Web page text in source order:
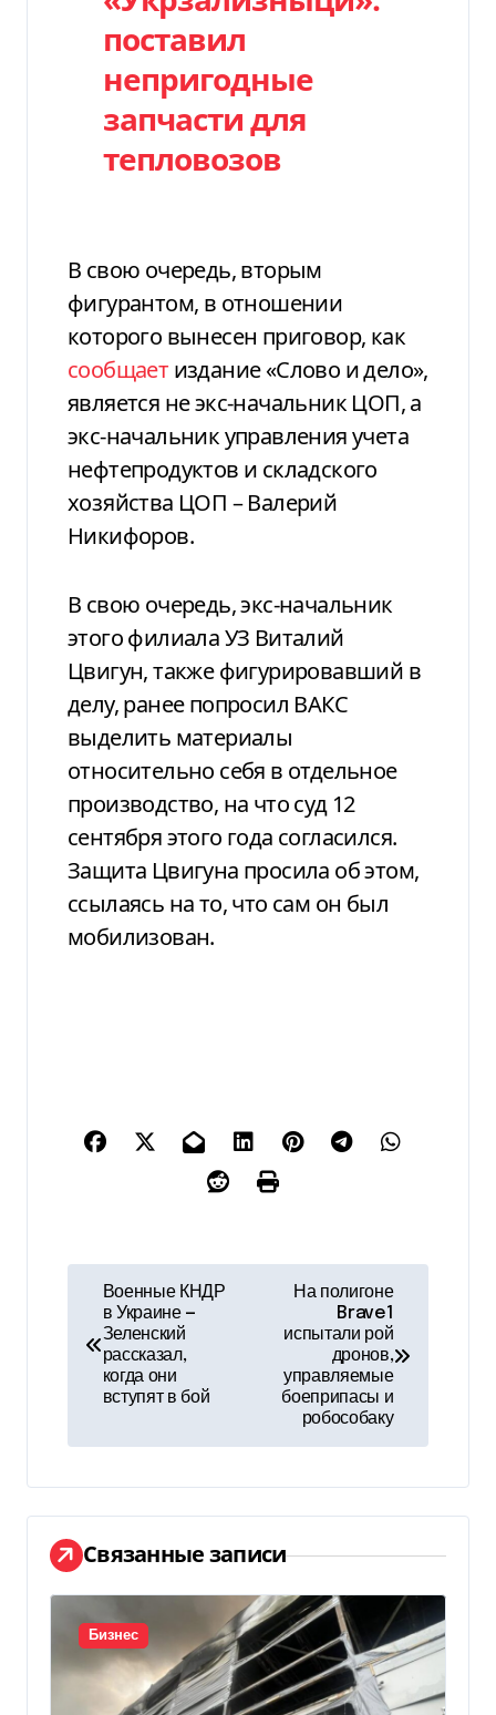
поставил
непригодные
запчасти для
тепловозов
В свою очередь, вторым
фигурантом, в отношении
которого вынесен приговор, как
сообщает издание «Слово и дело»,
является не экс-начальник ЦОП, а
экс-начальник управления учета
нефтепродуктов и складского
хозяйства ЦОП – Валерий
Никифоров.
В свою очередь, экс-начальник
этого филиала УЗ Виталий
Цвигун, также фигурировавший в
делу, ранее попросил ВАКС
выделить материалы
относительно себя в отдельное
производство, на что суд 12
сентября этого года согласился.
Защита Цвигуна просила об этом,
ссылаясь на то, что сам он был
мобилизован.
а
ц
и
я
Военные КНДР
в Украине —
Зеленский
рассказал,
когда они
вступят в бой
На полигоне
Brave1
испытали рой
дронов,
управляемые
боеприпасы и
робособаку
Связанные записи
Бизнес